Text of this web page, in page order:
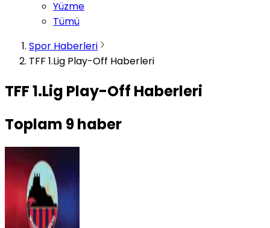
Yüzme
Tümü
Spor Haberleri
TFF 1.Lig Play-Off Haberleri
TFF 1.Lig Play-Off Haberleri
Toplam 9haber